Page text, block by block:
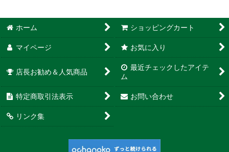
ホーム ショッピングカート
マイページ お気に入り
店長お勧め＆人気商品
最近チェックしたアイテ
ム
特定商取引法表示 お問い合わせ
リンク集